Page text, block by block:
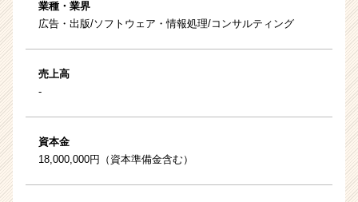
業種・業界
広告・出版/ソフトウェア・情報処理/コンサルティング
売上高
-
資本金
18,000,000円（資本準備金含む）